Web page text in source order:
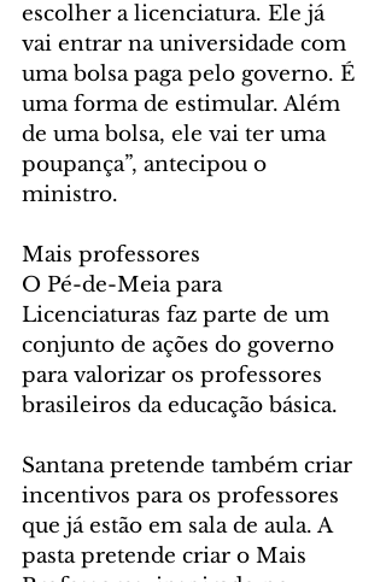
escolher a licenciatura. Ele já
vai entrar na universidade com
uma bolsa paga pelo governo. É
uma forma de estimular. Além
de uma bolsa, ele vai ter uma
poupança”, antecipou o
ministro.
Mais professores
O Pé-de-Meia para
Licenciaturas faz parte de um
conjunto de ações do governo
para valorizar os professores
brasileiros da educação básica.
Santana pretende também criar
incentivos para os professores
que já estão em sala de aula. A
pasta pretende criar o Mais